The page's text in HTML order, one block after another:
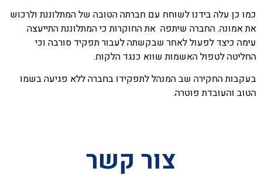
כמו כן עלה בידנו לשוחח עם חברתה הטובה של המתלוננת ולרכוש
את אמונה.החברה שיתפה את החוקרות כי המתלוננת התייעצה
עימה כיצד לפעול לאחר שבקשתה לעבור תפקיד סורבה וכי
החליטה לטפול האשמות שווא כנגד הלקוח.
בעקבות החקירה שב המנהל לתפקידו בחברה ללא פגיעה בשמו
הטוב והעובדת פוטרה.
צור קשר